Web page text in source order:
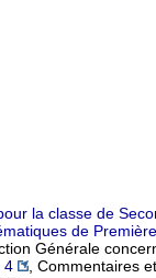
la classe de
de
Générale
4
, Commentaires